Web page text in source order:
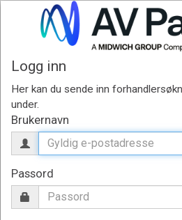
Logg inn
Brukernavn
Passord